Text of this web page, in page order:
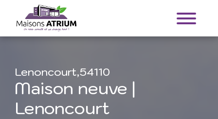
Lenoncourt,54110
Maison neuve |
Lenoncourt